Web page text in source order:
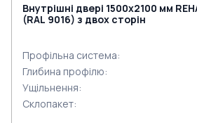
Внутрішні двері 1500x2100 мм
(RAL 9016) з двох сторін
Профільна система:
Глибина профілю:
Ущільнення:
Склопакет: